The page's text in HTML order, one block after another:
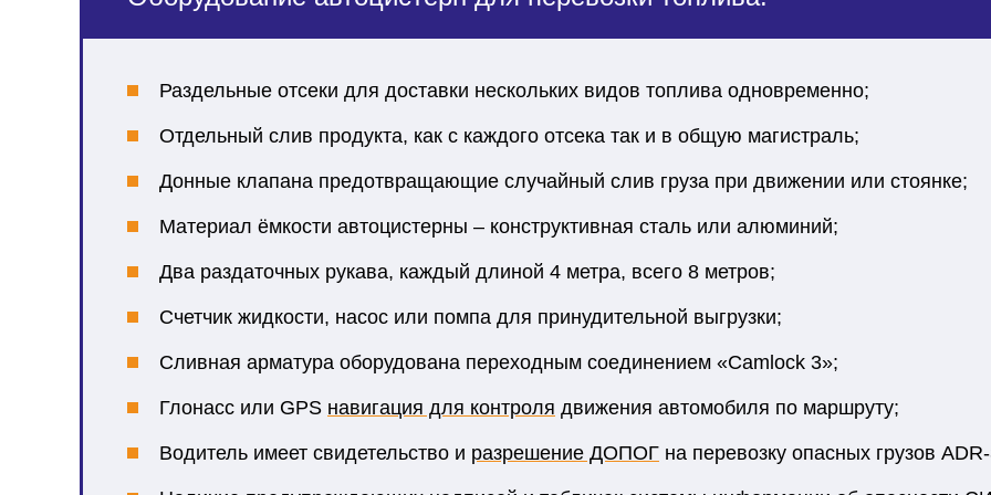
Раздельные отсеки для доставки нескольких видов топлива одновременно;
Отдельный слив продукта, как с каждого отсека так и в общую магистраль;
Донные клапана предотвращающие случайный слив груза при движении или стоянке;
Материал ёмкости автоцистерны – конструктивная сталь или алюминий;
Два раздаточных рукава, каждый длиной 4 метра, всего 8 метров;
Счетчик жидкости, насос или помпа для принудительной выгрузки;
Сливная арматура оборудована переходным соединением «Camlock 3»;
Глонасс или GPS навигация для контроля движения автомобиля по маршруту;
Водитель имеет свидетельство и разрешение ДОПОГ на перевозку опасных грузов